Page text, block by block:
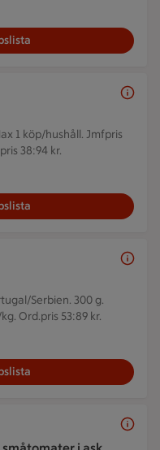
1 köp/hushåll. Jmfpris
38:94 kr.
Serbien. 300 g.
Ord.pris 53:89 kr.